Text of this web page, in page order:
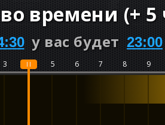
времени (+ 5
у вас будет 23:00
3 4 5 6 7 8 9